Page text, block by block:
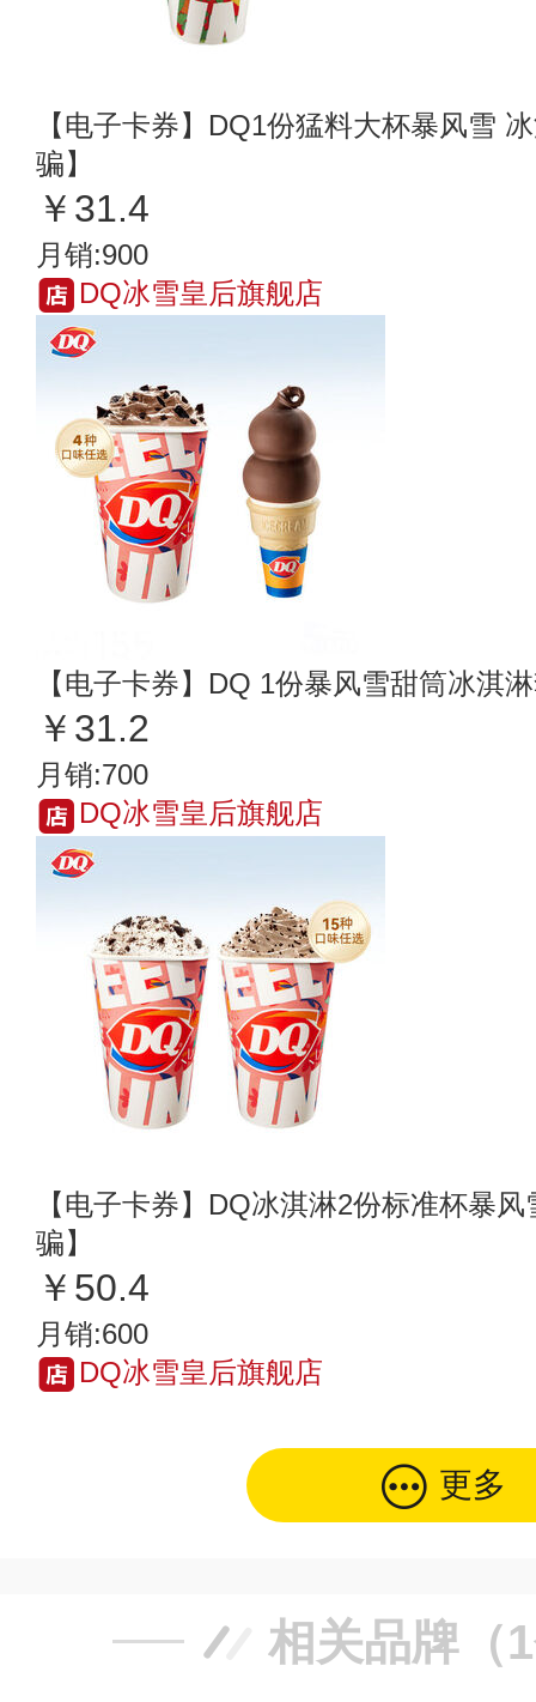
【电子卡券】DQ1份猛料大杯暴风雪
骗】
￥31.4
月销:900
DQ冰雪皇后旗舰店
【电子卡券】DQ 1份暴风雪甜筒冰淇
￥31.2
月销:700
DQ冰雪皇后旗舰店
【电子卡券】DQ冰淇淋2份标准杯暴
骗】
￥50.4
月销:600
DQ冰雪皇后旗舰店
更多
相关品牌（